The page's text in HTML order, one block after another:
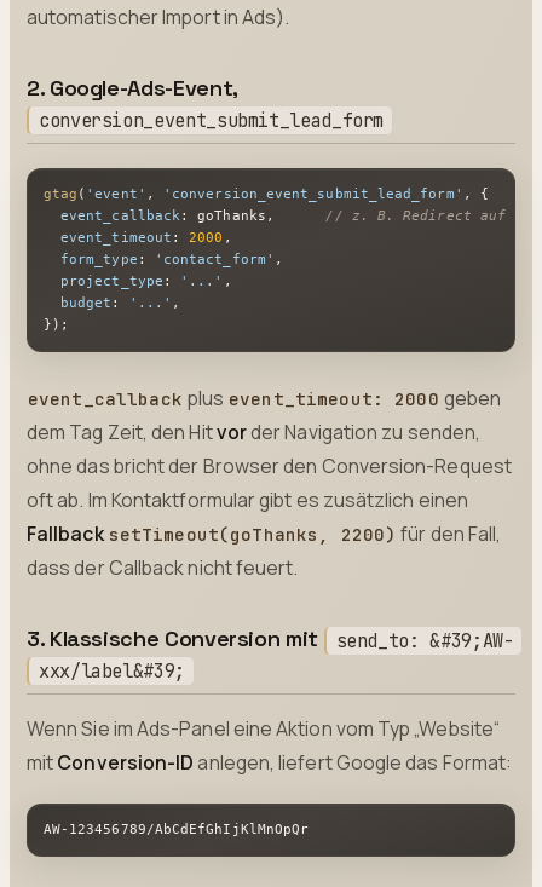
automatischer Import in Ads).
2. Google-Ads-Event,
conversion_event_submit_lead_form
gtag ( 'event' , 'conversion_event_submit_lead_form' , {
event_callback: goThanks, // z. B. Redirect auf /
event_timeout : 2000 ,
form_type : 'contact_form' ,
project_type : '...' ,
budget : '...' ,
});
event_callback plus event_timeout: 2000 geben
dem Tag Zeit, den Hitvorder Navigation zu senden,
ohne das bricht der Browser den Conversion-Request
oft ab. Im Kontaktformular gibt es zusätzlich einen
Fallback setTimeout(goThanks, 2200) für den Fall,
dass der Callback nicht feuert.
3. Klassische Conversion mit
send_to: &#39;AW-
xxx/label&#39;
Wenn Sie im Ads-Panel eine Aktion vom Typ „Website“
mitConversion-IDanlegen, liefert Google das Format:
AW-123456789/AbCdEfGhIjKlMnOpQr